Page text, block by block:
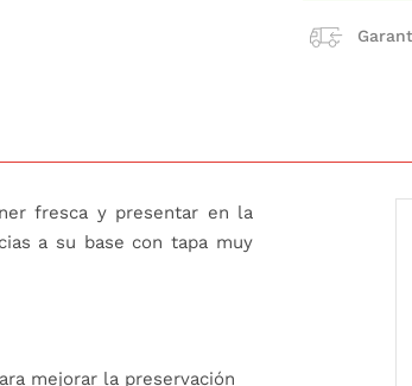
fresca y presentar en la
a su base con tapa muy
mejorar la preservación